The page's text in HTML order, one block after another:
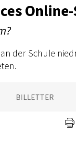
der Schule
BILLETTER